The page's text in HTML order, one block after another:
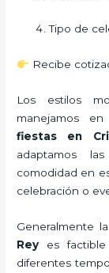
Tipo de
Recibe
Los estilos
manejamos
fiestas en
adaptamos
comodidad en
celebración o
Generalmente la
Rey es
diferentes